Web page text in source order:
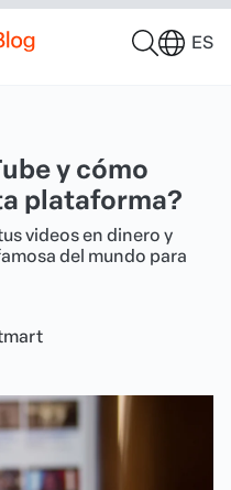
ES
y cómo
plataforma?
videos en dinero y
del mundo para